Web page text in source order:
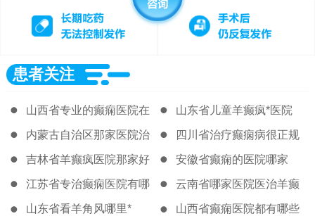
患者关注
山西省专业的癫痫医院在
哪
山东省儿童羊癫疯*医院
内蒙古自治区那家医院治
疗癫痫很好
四川省治疗癫痫病很正规
的医院
吉林省羊癫疯医院那家好 安徽省癫痫的医院哪家
江苏省专治癫痫医院有哪
些
云南省哪家医院医治羊癫
疯比较好
山东省看羊角风哪里* 山西省癫痫医院都有哪些